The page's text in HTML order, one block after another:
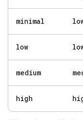
minimal
low
medium
high